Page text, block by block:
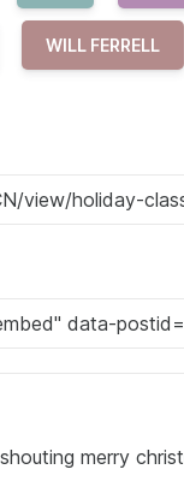
WILL FERRELL
merry